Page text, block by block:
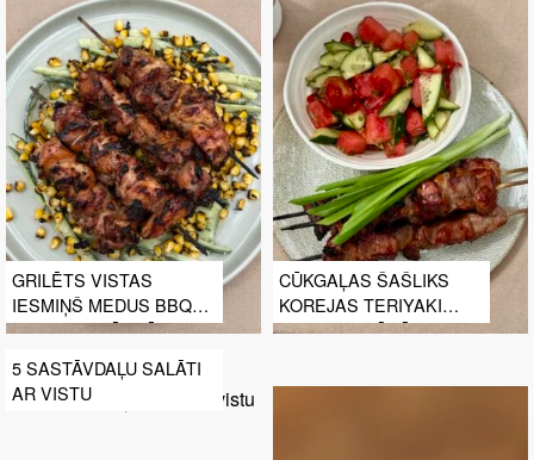
GRILĒTS VISTAS
IESMIŅŠ MEDUS BBQ
TERIYAKI MĒRCĒ AR
GRILĒTAS KUKURŪZAS
UN GURĶU SALĀTIEM
CŪKGAĻAS ŠAŠLIKS
KOREJAS TERIYAKI
BBQ MARINĀDĒ AR
5 SASTĀVDAĻU SALĀTI
AR VISTU